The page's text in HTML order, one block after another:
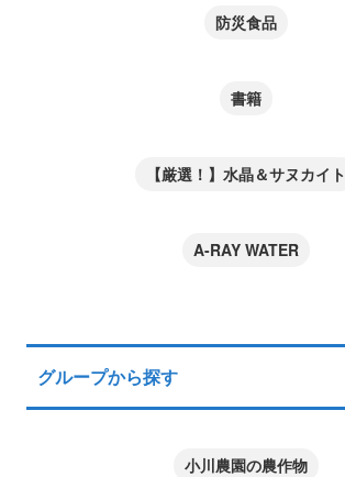
防災食品
書籍
【厳選！】水晶＆サヌカイト
A-RAY WATER
グループから探す
小川農園の農作物